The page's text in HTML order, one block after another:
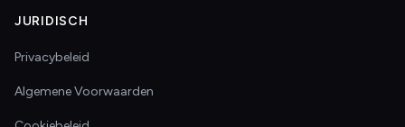
JURIDISCH
Privacybeleid
Algemene Voorwaarden